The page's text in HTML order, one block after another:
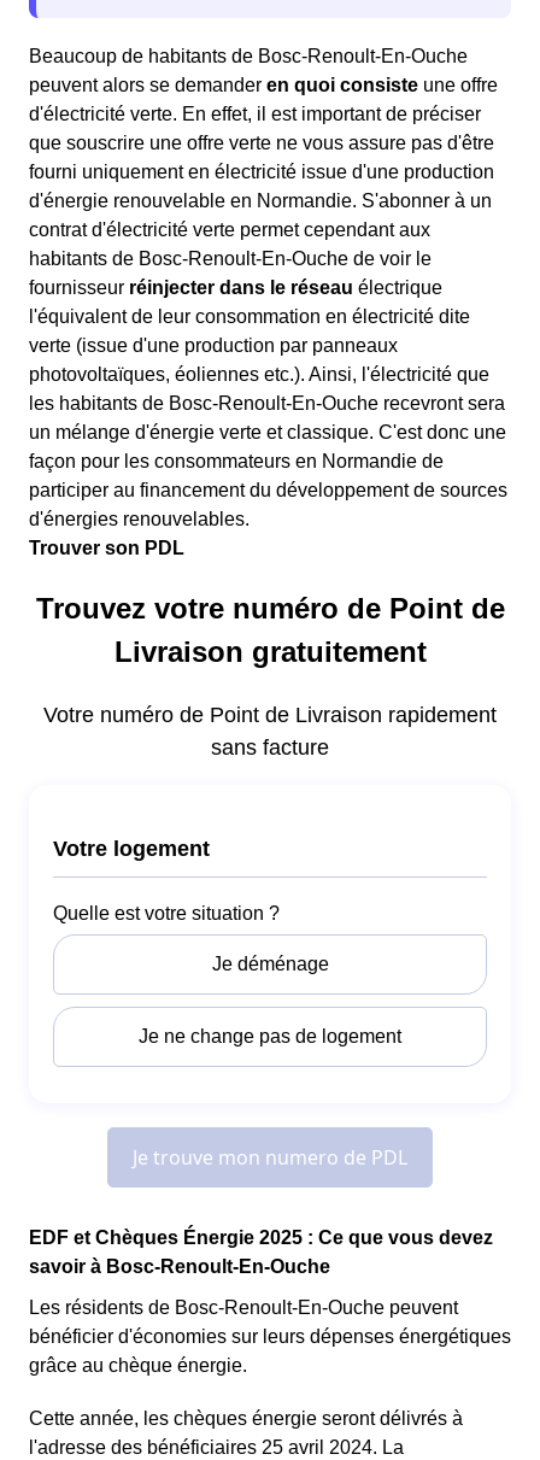
Beaucoup de habitants de Bosc-Renoult-En-Ouche
peuvent alors se demander en quoi consiste une offre
d'électricité verte. En effet, il est important de préciser
que souscrire une offre verte ne vous assure pas d'être
fourni uniquement en électricité issue d'une production
d'énergie renouvelable en Normandie. S'abonner à un
contrat d'électricité verte permet cependant aux
habitants de Bosc-Renoult-En-Ouche de voir le
fournisseur réinjecter dans le réseau électrique
l'équivalent de leur consommation en électricité dite
verte (issue d'une production par panneaux
photovoltaïques, éoliennes etc.). Ainsi, l'électricité que
les habitants de Bosc-Renoult-En-Ouche recevront sera
un mélange d'énergie verte et classique. C'est donc une
façon pour les consommateurs en Normandie de
participer au financement du développement de sources
d'énergies renouvelables.
Trouver son PDL
EDF et Chèques Énergie 2025 : Ce que vous devez
savoir à Bosc-Renoult-En-Ouche
Les résidents de Bosc-Renoult-En-Ouche peuvent
bénéficier d'économies sur leurs dépenses énergétiques
grâce au chèque énergie.
Cette année, les chèques énergie seront délivrés à
l'adresse des bénéficiaires 25 avril 2024. La